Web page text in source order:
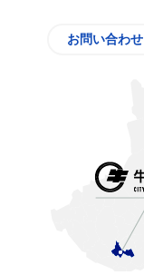
お問い合わせ